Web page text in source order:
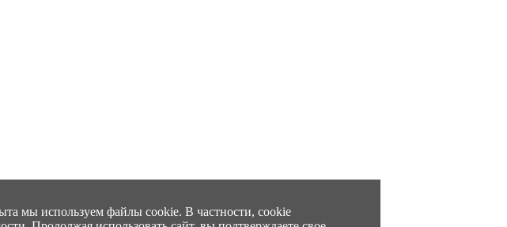
мы используем файлы cookie. В частности, cookie